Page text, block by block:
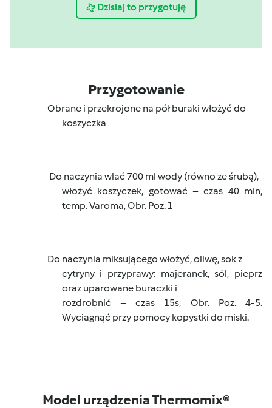
Dzisiaj to przygotuję
Przygotowanie
Obrane i przekrojone na pół buraki włożyć do
koszyczka
Do naczynia wlać 700 ml wody (równo ze śrubą),
włożyć koszyczek, gotować – czas 40 min,
temp. Varoma, Obr. Poz. 1
Do naczynia miksującego włożyć, oliwę, sok z
cytryny i przyprawy: majeranek, sól, pieprz
oraz uparowane buraczki i
rozdrobnić – czas 15s, Obr. Poz. 4-5.
Wyciagnąć przy pomocy kopystki do miski.
Model urządzenia Thermomix®